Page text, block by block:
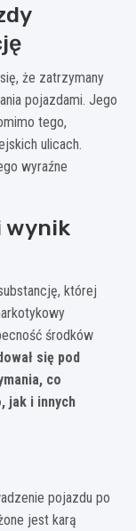
że zatrzymany
pojazdami. Jego
tego,
ulicach.
wyraźne
wynik
której
środków
się pod
co
jak i innych
pojazdu po
jest karą